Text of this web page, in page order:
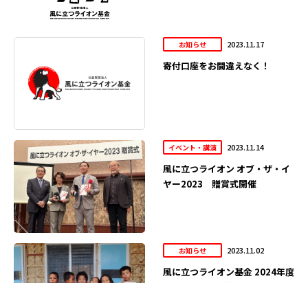
お知らせ 2023.11.17
寄付口座をお間違えなく！
イベント・講演 2023.11.14
風に立つライオン オブ・ザ・イ
ヤー2023 贈賞式開催
お知らせ 2023.11.02
風に立つライオン基金 2024年度